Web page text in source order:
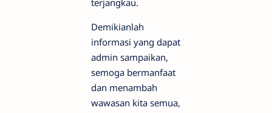
Demikianlah
informasi yang dapat
admin sampaikan,
semoga bermanfaat
dan menambah
wawasan kita semua,